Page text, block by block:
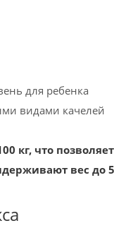
для ребенка
видами качелей
кг, что
вес до